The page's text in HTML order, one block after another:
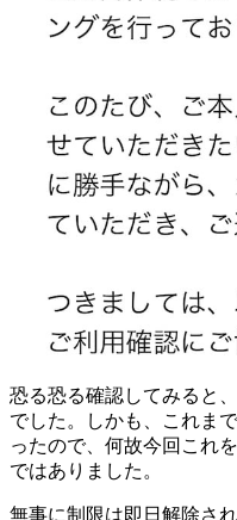
恐る恐る確認してみると
でした。しかも、これま
ったので、何故今回これ
ではありました。
無事に制限は即日解除さ